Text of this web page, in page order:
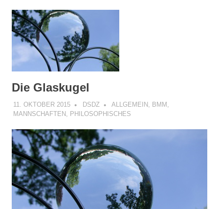
Die Glaskugel
11. OKTOBER 2015 DSDZ ALLGEMEIN, BMM
MANNSCHAFTEN, PHILOSOPHISCHES